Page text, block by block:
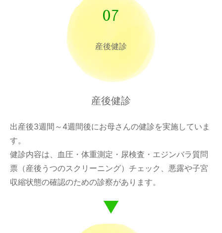
07
産後健診
産後健診
出産後3週間～4週間後にお母さんの健診を実施していま
す。
健診内容は、血圧・体重測定・尿検査・エジンバラ質問
票（産後うつのスクリーニング）チェック、悪露や子宮
収縮状態の確認のための診察があります。